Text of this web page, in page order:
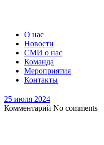
О нас
Новости
СМИ о нас
Команда
Мероприятия
Контакты
25 июля 2024
Комментарий No comments